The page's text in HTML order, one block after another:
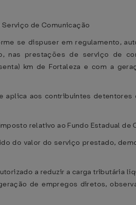
Serviço de Comunicação
se dispuser em regulamento,
nas prestações de serviço de
km de Fortaleza e com a
aos contribuintes
relativo ao Fundo Estadual de
do valor do serviço prestado,
a reduzir a carga tributária
de empregos diretos,